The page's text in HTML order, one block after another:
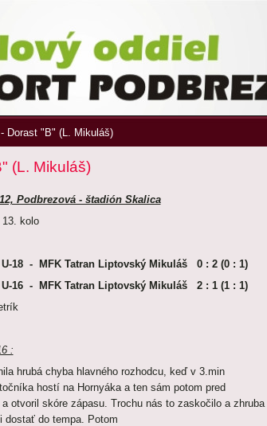
Dorast "B" (L. Mikuláš)
(L. Mikuláš)
Podbrezová - štadión Skalica
13. kolo
18 - MFK Tatran Liptovský Mikuláš 0 : 2 (0 : 1)
16 - MFK Tatran Liptovský Mikuláš 2 : 1 (1 : 1)
:
hrubá chyba hlavného rozhodcu, keď v 3.min
hostí na Hornyáka a ten sám potom pred
otvoril skóre zápasu. Trochu nás to zaskočilo a zhruba
dostať do tempa. Potom